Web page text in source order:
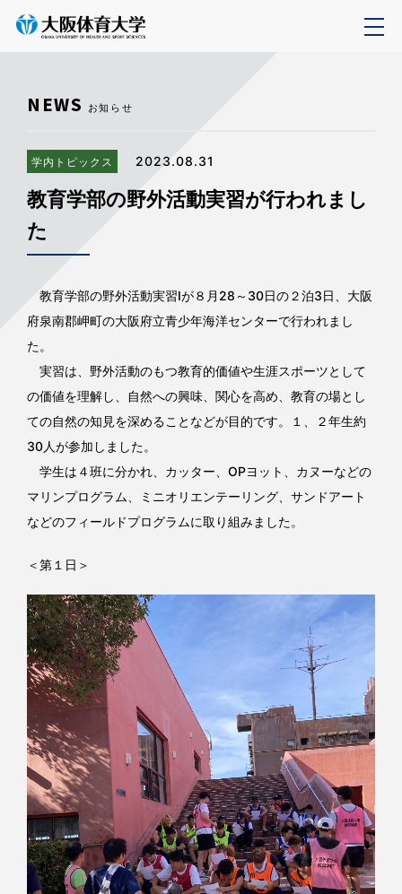
NEWS お知らせ
学内トピックス 2023.08.31
教育学部の野外活動実習が行われまし
た
教育学部の野外活動実習Ⅰが８月28～30日の２泊3日、大阪
府泉南郡岬町の大阪府立青少年海洋センターで行われまし
た。
実習は、野外活動のもつ教育的価値や生涯スポーツとして
の価値を理解し、自然への興味、関心を高め、教育の場とし
ての自然の知見を深めることなどが目的です。１、２年生約
30人が参加しました。
学生は４班に分かれ、カッター、OPヨット、カヌーなどの
マリンプログラム、ミニオリエンテーリング、サンドアート
などのフィールドプログラムに取り組みました。
＜第１日＞